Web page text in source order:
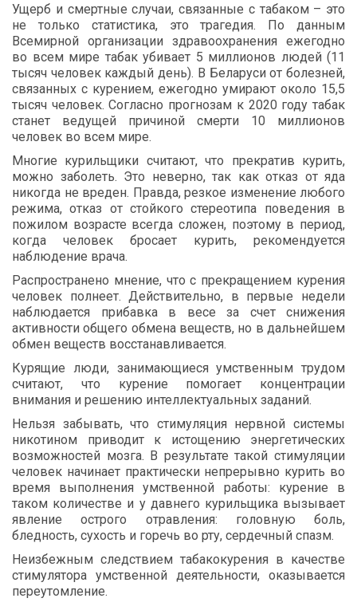
Ущерб и смертные случаи, связанные с табаком – это
не
только статистика, это трагедия. По
данным
Всемирной
организации здравоохранения
ежегодно
во всем мире табак убивает 5 миллионов людей (11
тысяч человек каждый день). В Беларуси от болезней,
связанных с курением, ежегодно умирают около 15,5
тысяч человек.Согласно прогнозам к2020 году табак
станет
ведущей причиной смерти 10 миллионов
человек во всем мире.
Многие курильщики считают,что прекратив курить,
можно заболеть. Это неверно, так как отказ от яда
никогда не вреден. Правда, резкое изменение любого
режима,отказ от стойкого стереотипа поведения в
пожилом возрасте всегда сложен, поэтому в период,
когда
человек бросает курить, рекомендуется
наблюдение врача.
Распространено мнение, что с прекращением курения
человек полнеет. Действительно, в первые
недели
наблюдается
прибавка в весе за счет
снижения
активности общего обмена веществ, но в дальнейшем
обмен веществ восстанавливается.
Курящие
люди, занимающиеся умственным трудом
считают, что курение помогает
концентрации
внимания и решению интеллектуальных заданий.
Нельзя забывать,что стимуляция нервной системы
никотином
приводит к истощению
энергетических
возможностей мозга. В результате такой стимуляции
человек начинает практически непрерывно курить во
время
выполнения умственной работы: курение
в
таком количестве и у давнего курильщика вызывает
явление
острого отравления: головную боль,
бледность, сухость и горечь во рту, сердечный спазм.
Неизбежным следствием табакокурения в качестве
стимулятора умственной деятельности, оказывается
переутомление.